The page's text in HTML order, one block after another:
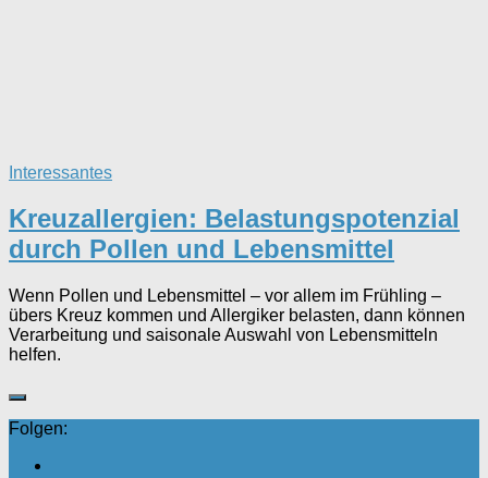
Interessantes
Kreuzallergien: Belastungspotenzial
durch Pollen und Lebensmittel
Wenn Pollen und Lebensmittel – vor allem im Frühling –
übers Kreuz kommen und Allergiker belasten, dann können
Verarbeitung und saisonale Auswahl von Lebensmitteln
helfen.
Folgen: